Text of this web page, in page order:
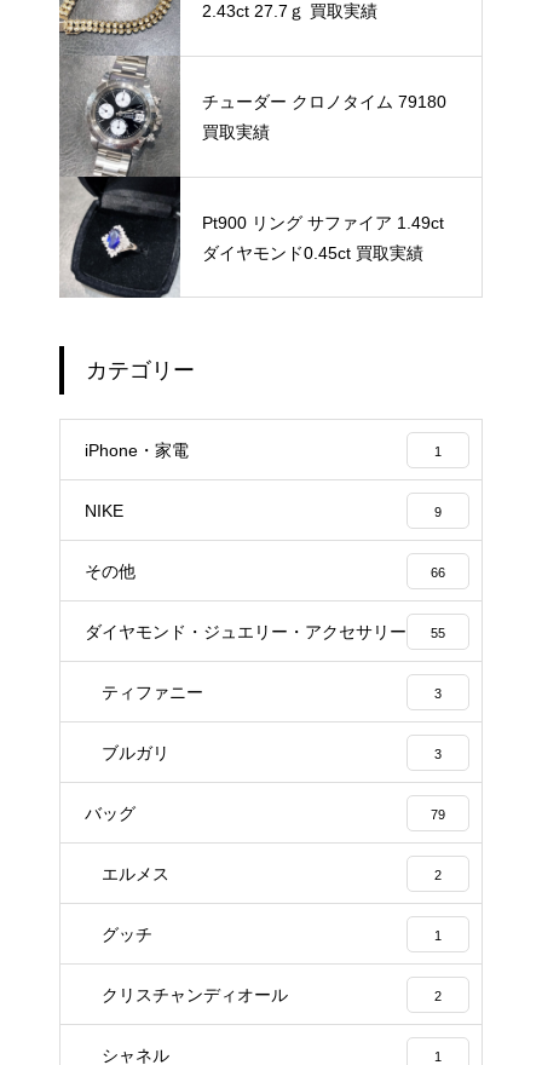
2.43ct 27.7ｇ 買取実績
チューダー クロノタイム 79180
買取実績
Pt900 リング サファイア 1.49ct
ダイヤモンド0.45ct 買取実績
カテゴリー
iPhone・家電 1
NIKE 9
その他 66
ダイヤモンド・ジュエリー・アクセサリー 55
ティファニー 3
ブルガリ 3
バッグ 79
エルメス 2
グッチ 1
クリスチャンディオール 2
シャネル 1